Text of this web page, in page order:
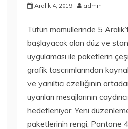
Aralık 4, 2019 admin
Tütün mamullerinde 5
başlayacak olan düz ve
uygulaması ile paketlerin
grafik tasarımlarından
ve yanıltıcı özelliğinin
uyarıları mesajlarının
hedefleniyor. Yeni
paketlerinin rengi, Pantone